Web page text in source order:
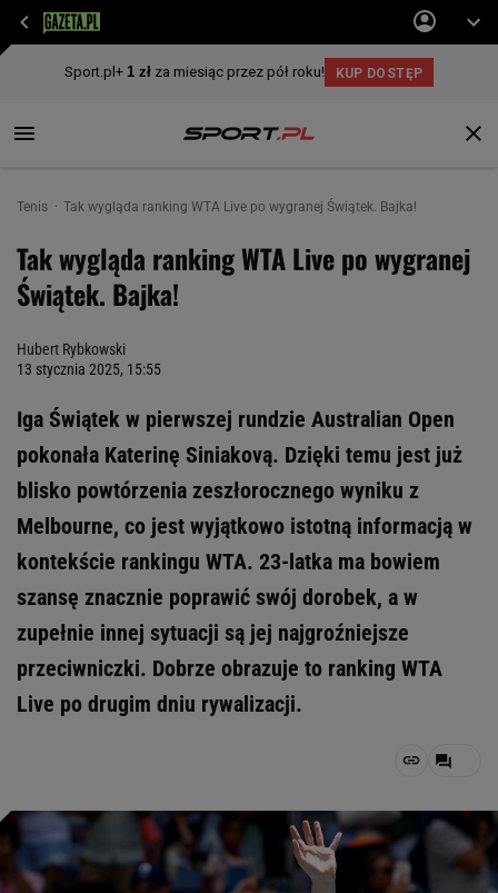
Tenis Tak wygląda ranking WTA Live po wygranej Świątek. Bajka!
Tak wygląda ranking WTA Live po wygranej
Świątek. Bajka!
Hubert Rybkowski
13 stycznia 2025, 15:55
Iga Świątek w pierwszej rundzie Australian Open
pokonała Katerinę Siniakovą. Dzięki temu jest już
blisko powtórzenia zeszłorocznego wyniku z
Melbourne, co jest wyjątkowo istotną informacją w
kontekście rankingu WTA. 23-latka ma bowiem
szansę znacznie poprawić swój dorobek, a w
zupełnie innej sytuacji są jej najgroźniejsze
przeciwniczki. Dobrze obrazuje to ranking WTA
Live po drugim dniu rywalizacji.